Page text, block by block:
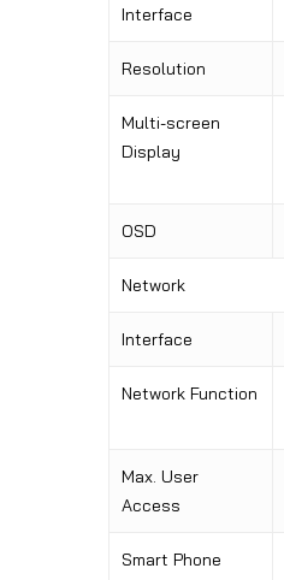
Interface
Resolution
Multi-screen
Display
OSD
Network
Interface
Network Function
Max. User
Access
Smart Phone